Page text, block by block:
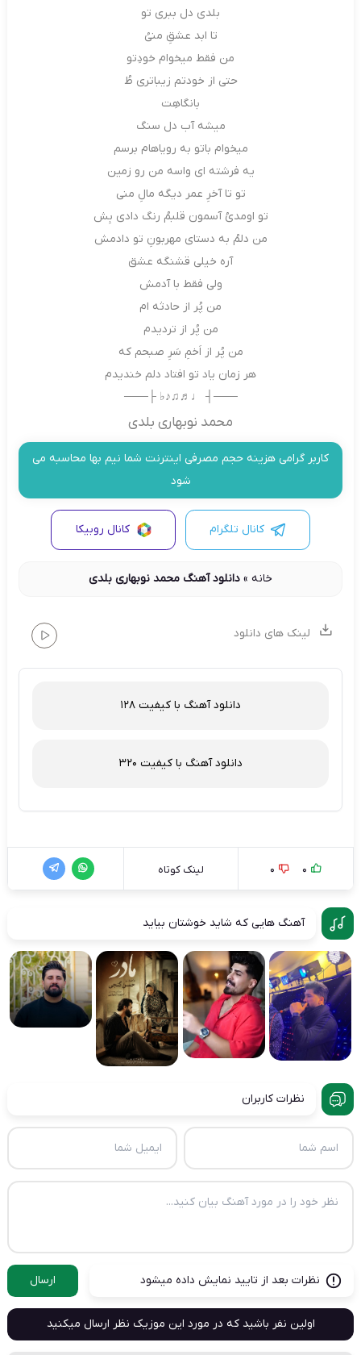
بلدی دل ببری تو
تا ابد عشقِ منیُ
من فقط میخوام خودِتو
حتی از خودتم زیباتری طُ
بانگاهِت
میشه آب دل سنگ
میخوام باتو به رویاهام برسم
یه فرشته ای واسه من رو زمین
تو تا آخرِ عمر دیگه مالِ منی
تو اومدیُ آسمون قلبمُ رنگ دادی بِش
من دلمُ به دستای مهربونِ تو دادمش
آره خیلی قشنگه عشق
ولی فقط با آدمش
من پُر از حادثه ام
من پُر از تردیدم
من پُر از اَخمِ سَرِ صبحم که
هر زمان یاد تو افتاد دلم خندیدم
───┤ ♩♬♫♪♭ ├───
محمد نوبهاری بلدی
کاربر گرامی هزینه حجم مصرفی اینترنت شما نیم بها محاسبه می
شود
کانال تلگرام کانال روبیکا
خانه» دانلود آهنگ محمد نوبهاری بلدی
لینک های دانلود
دانلود آهنگ با کیفیت 128
دانلود آهنگ با کیفیت 320
0
0 لینک کوتاه
آهنگ هایی که شاید خوشتان بیاید
نظرات کاربران
نظرات بعد از تایید نمایش داده میشود ارسال
اولین نفر باشید که در مورد این موزیک نظر ارسال میکنید